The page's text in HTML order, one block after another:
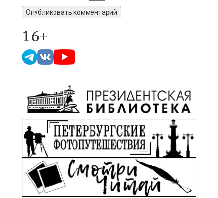
16+